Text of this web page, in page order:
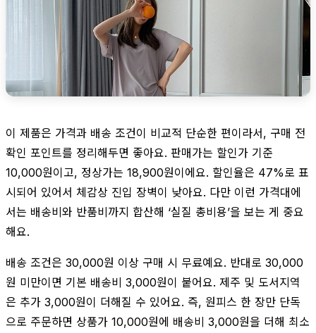
이 제품은 가격과 배송 조건이 비교적 단순한 편이라서, 구매 전
확인 포인트를 정리해두면 좋아요. 판매가는 할인가 기준
10,000원이고, 정상가는 18,900원이에요. 할인율은 47%로 표
시되어 있어서 체감상 진입 장벽이 낮아요. 다만 이런 가격대에
서는 배송비와 반품비까지 합산해 ‘실질 총비용’을 보는 게 중요
해요.
배송 조건은 30,000원 이상 구매 시 무료예요. 반대로 30,000
원 미만이면 기본 배송비 3,000원이 붙어요. 제주 및 도서지역
은 추가 3,000원이 더해질 수 있어요. 즉, 원피스 한 장만 단독
으로 주문하면 상품가 10,000원에 배송비 3,000원을 더해 최소